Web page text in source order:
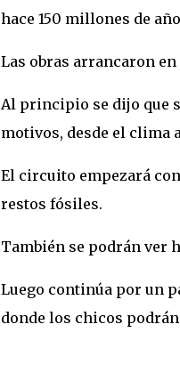
hace 150 millones de
Las obras arrancaron
Al principio se dijo que
motivos, desde el clima
El circuito empezará
restos fósiles.
También se podrán ver
Luego continúa por un
donde los chicos